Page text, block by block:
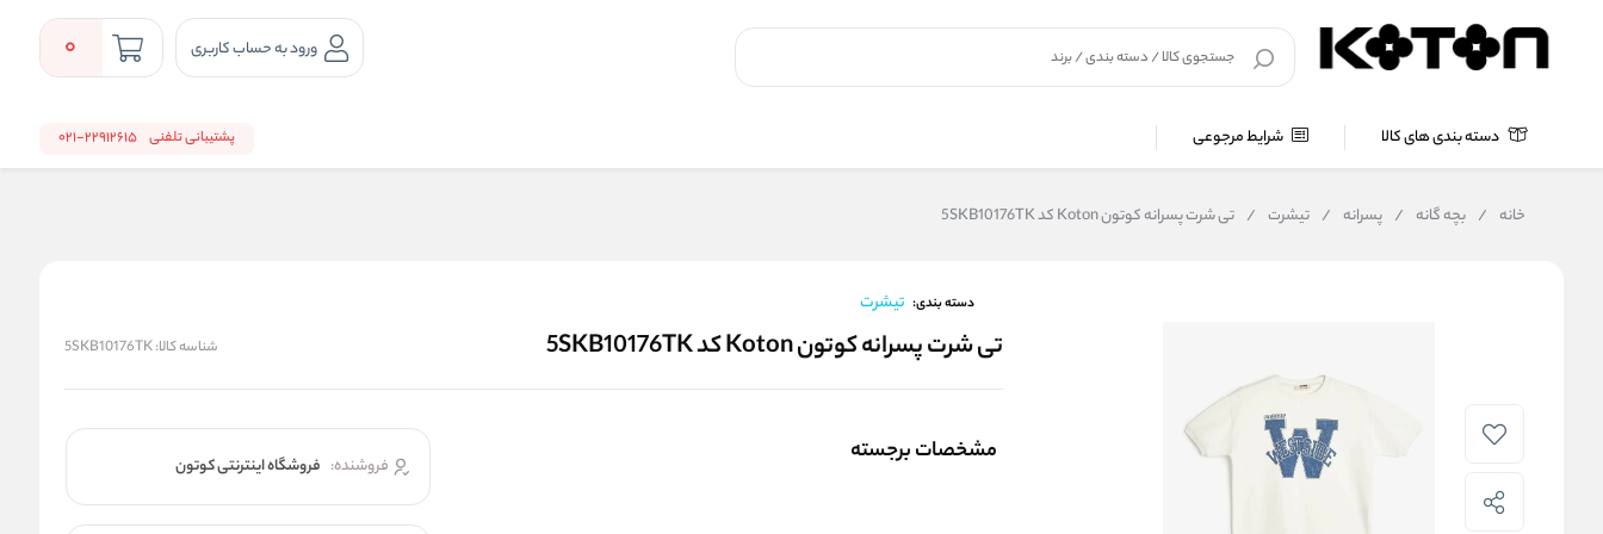
ورود به حساب کاربری 0
دسته بندی های کالا شرایط مرجوعی پشتیبانی تلفنی 22912615-021
خانه / بچه گانه / پسرانه / تیشرت / تی شرت پسرانه کوتون Koton کد 5SKB10176TK
دسته بندی: تیشرت
تی شرت پسرانه کوتون Koton کد 5SKB10176TK شناسه کالا:5SKB10176TK
مشخصات برجسته فروشنده: فروشگاه اینترنتی کوتون